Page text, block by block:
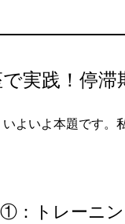
実践！停滞
いよいよ本題です。
：トレーニ